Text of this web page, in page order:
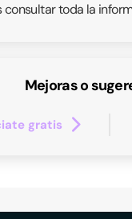
toda la
Mejoras o
gratis